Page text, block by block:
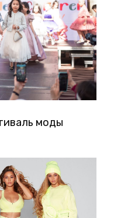
моды